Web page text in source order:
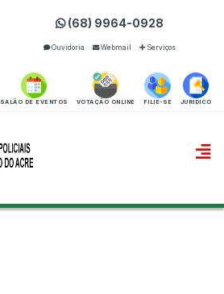
(68) 9964-0928
Ouvidoria Webmail Serviços
SALÃO DE EVENTOS VOTAÇÃO ONLINE FILIE-SE JURIDICO